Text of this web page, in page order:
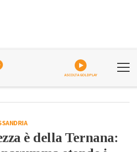
ASCOLTA GOLDPLAY
è della Ternana: